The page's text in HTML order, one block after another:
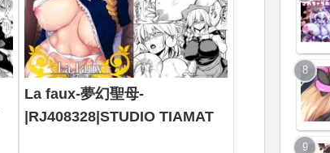
La faux-夢幻聖母-
|RJ408328|STUDIO TIAMAT